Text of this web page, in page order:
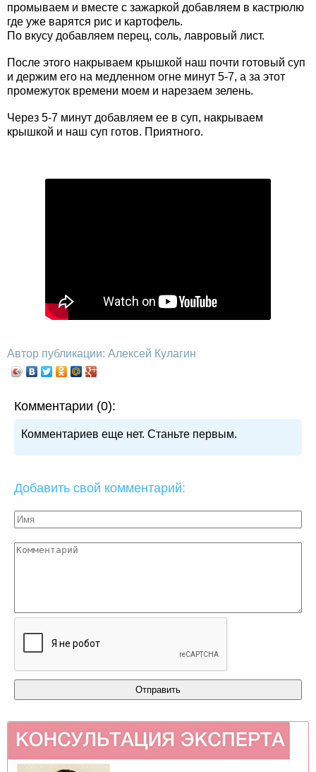
промываем и вместе с зажаркой добавляем в кастрюлю
где уже варятся рис и картофель.
По вкусу добавляем перец, соль, лавровый лист.
После этого накрываем крышкой наш почти готовый суп
и держим его на медленном огне минут 5-7, а за этот
промежуток времени моем и нарезаем зелень.
Через 5-7 минут добавляем ее в суп, накрываем
крышкой и наш суп готов. Приятного.
Автор публикации: Алексей Кулагин
Комментарии (0):
Комментариев еще нет. Станьте первым.
Добавить свой комментарий: